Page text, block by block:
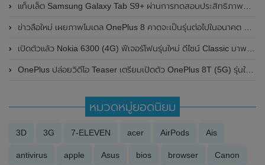
แท็บเล็ต Samsung Galaxy Tab S9+ ผ่านการทดสอบประสิทธิภาพบน Geekbench แล้ว มาพร้อมชิปเซ็ต Qualcomm Snapdragon 8 Gen 2 คาดเปิดตัวในเร็วๆนี้
ข่าวลือใหม่ เผยภาพโมเดล OnePlus 8 คาดจะเป็นรุ่นต่อไปในอนาคต พร้อมชาร์จไร้สายและเจาะรูเพิ่มกล้อง
เปิดตัวแล้ว Nokia 6300 (4G) ฟีเจอร์โฟนรุ่นใหม่ ดีไซน์ Classic มาพร้อมการเชื่อมต่อเครือข่าย 4G และรองรับโซเชียลมีเดียหลายอย่าง
OnePlus ปล่อยวิดีโอ Teaser เตรียมเปิดตัว OnePlus 8T (5G) รุ่นใหม่ ในวันที่ 14 ตุลาคม 2020 นี้
หมวดหมู่ยอดนิยม
3D 3G 7-ELEVEN acer AirPods Ais
antivirus apple Asus bios browser Canon